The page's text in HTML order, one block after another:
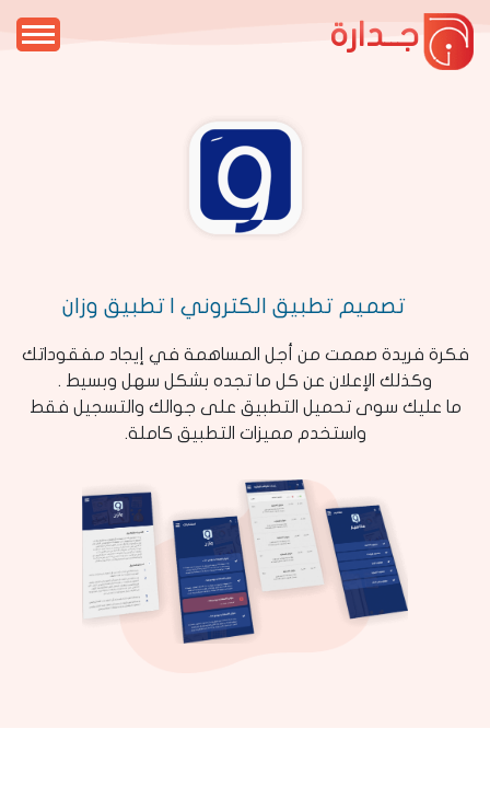
جــدارة
تصميم تطبيق الكتروني | تطبيق وزان
فكرة فريدة صممت من أجل المساهمة في إيجاد مفقوداتك
وكذلك الإعلان عن كل ما تجده بشكل سهل وبسيط .
ما عليك سوى تحميل التطبيق على جوالك والتسجيل فقط
واستخدم مميزات التطبيق كاملة.